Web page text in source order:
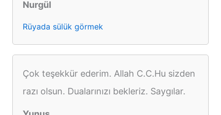
Nurgül
Rüyada sülük görmek
Çok teşekkür ederim. Allah C.C.Hu sizden
razı olsun. Dualarınızı bekleriz. Saygılar.